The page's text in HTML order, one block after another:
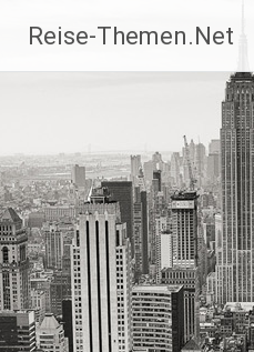
Inhalt
springen
Reise-Themen.Net